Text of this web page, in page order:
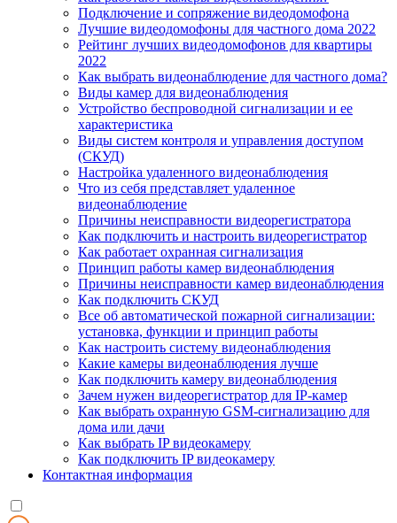
Подключение и сопряжение видеодомофона
Лучшие видеодомофоны для частного дома 2022
Рейтинг лучших видеодомофонов для квартиры
2022
Как выбрать видеонаблюдение для частного дома?
Виды камер для видеонаблюдения
Устройство беспроводной сигнализации и ее
характеристика
Виды систем контроля и управления доступом
(СКУД)
Настройка удаленного видеонаблюдения
Что из себя представляет удаленное
видеонаблюдение
Причины неисправности видеорегистратора
Как подключить и настроить видеорегистратор
Как работает охранная сигнализация
Принцип работы камер видеонаблюдения
Причины неисправности камер видеонаблюдения
Как подключить СКУД
Все об автоматической пожарной сигнализации:
установка, функции и принцип работы
Как настроить систему видеонаблюдения
Какие камеры видеонаблюдения лучше
Как подключить камеру видеонаблюдения
Зачем нужен видеорегистратор для IP-камер
Как выбрать охранную GSM-сигнализацию для
дома или дачи
Как выбрать IP видеокамеру
Как подключить IP видеокамеру
Контактная информация